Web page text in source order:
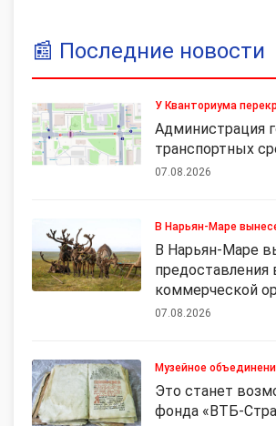
📰 Последние новости
У Кванториума
Администрация
транспортных
07.08.2026
В Нарьян-Маре
В Нарьян-Маре
предоставления
коммерческой
07.08.2026
Музейное
Это станет
фонда «ВТБ-